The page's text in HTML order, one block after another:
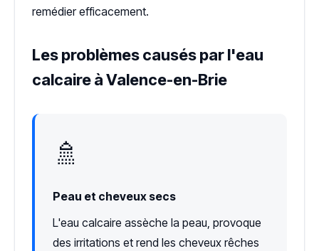
remédier efficacement.
Les problèmes causés par l'eau
calcaire à Valence-en-Brie
🚿
Peau et cheveux secs
L'eau calcaire assèche la peau, provoque
des irritations et rend les cheveux rêches